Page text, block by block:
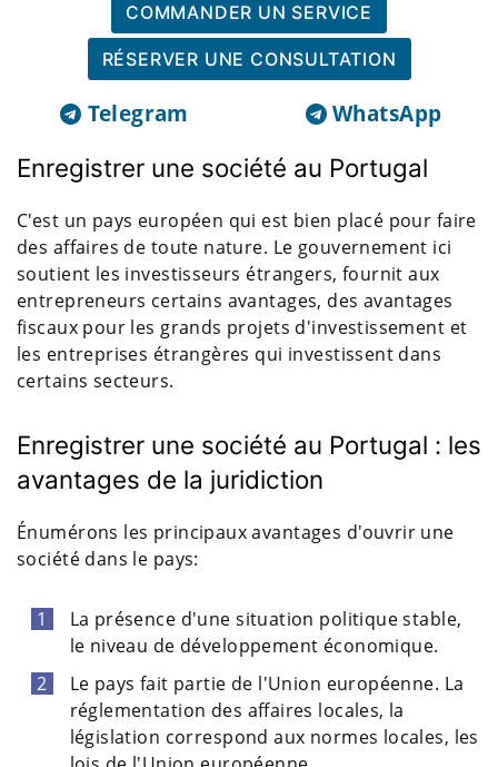
COMMANDER UN SERVICE
RÉSERVER UNE CONSULTATION
Telegram WhatsApp
Enregistrer une société au Portugal
C'est un pays européen qui est bien placé pour faire
des affaires de toute nature. Le gouvernement ici
soutient les investisseurs étrangers, fournit aux
entrepreneurs certains avantages, des avantages
fiscaux pour les grands projets d'investissement et
les entreprises étrangères qui investissent dans
certains secteurs.
Enregistrer une société au Portugal : les
avantages de la juridiction
Énumérons les principaux avantages d'ouvrir une
société dans le pays:
La présence d'une situation politique stable,
le niveau de développement économique.
Le pays fait partie de l'Union européenne. La
réglementation des affaires locales, la
législation correspond aux normes locales, les